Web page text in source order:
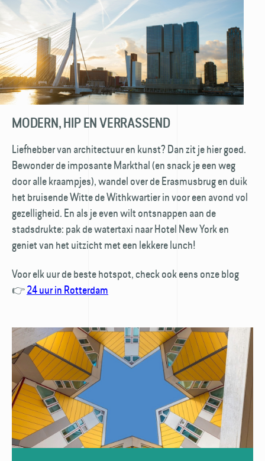
MODERN, HIP EN VERRASSEND
Liefhebber van architectuur en kunst? Dan zit je hier goed.
Bewonder de imposante Markthal (en snack je een weg
door alle kraampjes), wandel over de Erasmusbrug en duik
het bruisende Witte de With­kwartier in voor een avond vol
gezelligheid. En als je even wilt ontsnappen aan de
stadsdrukte: pak de watertaxi naar Hotel New York en
geniet van het uitzicht met een lekkere lunch!
Voor elk uur de beste hotspot, check ook eens onze blog
👉24 uur in Rotterdam